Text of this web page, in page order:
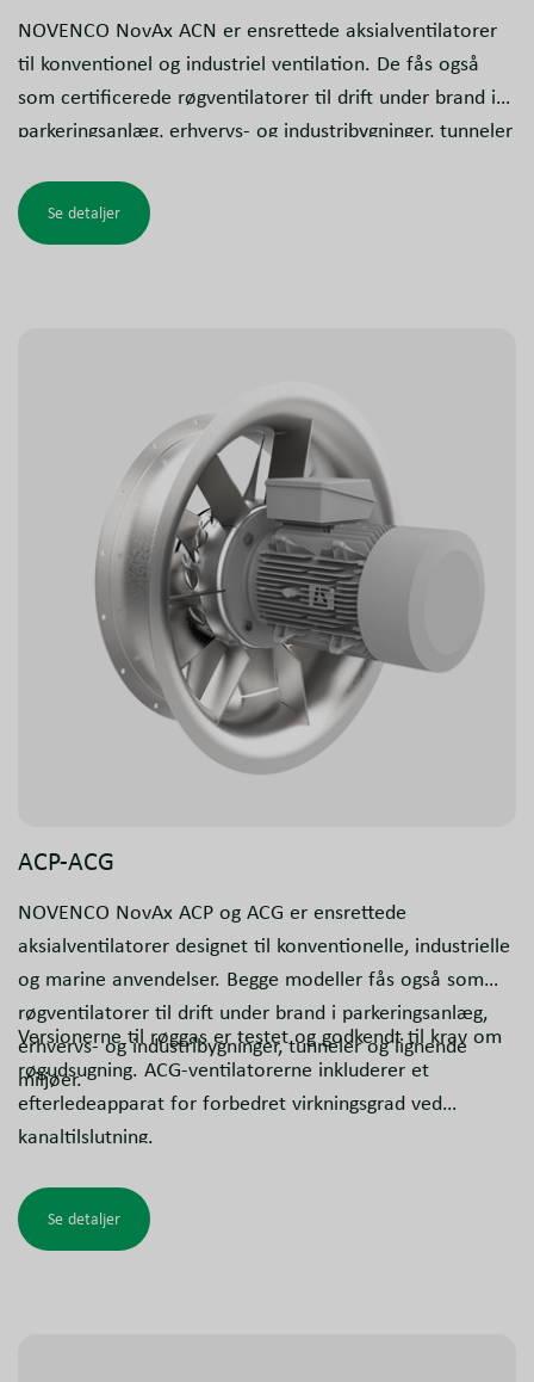
NOVENCO NovAx ACN er ensrettede aksialventilatorer
til konventionel og industriel ventilation. De fås også
som certificerede røgventilatorer til drift under brand i
parkeringsanlæg, erhvervs- og industribygninger, tunneler
opfylde kravene for røgudsugning.
Se detaljer
ACP-ACG
NOVENCO NovAx ACP og ACG er ensrettede
aksialventilatorer designet til konventionelle, industrielle
og marine anvendelser. Begge modeller fås også som
røgventilatorer til drift under brand i parkeringsanlæg,
erhvervs- og industribygninger, tunneler og lignende
miljøer.
Versionerne til røggas er testet og godkendt til krav om
røgudsugning. ACG-ventilatorerne inkluderer et
efterledeapparat for forbedret virkningsgrad ved
kanaltilslutning.
Se detaljer